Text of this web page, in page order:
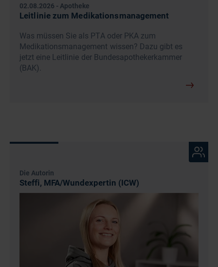
02.08.2026 - Apotheke
Leitlinie zum Medikationsmanagement
Was müssen Sie als PTA oder PKA zum
Medikationsmanagement wissen? Dazu gibt es
jetzt eine Leitlinie der Bundesapothekerkammer
(BAK).
Die Autorin
Steffi, MFA/Wundexpertin (ICW)